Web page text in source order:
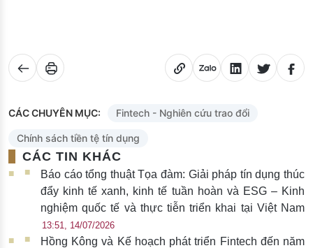
CÁC CHUYÊN MỤC: Fintech - Nghiên cứu trao đổi
Chính sách tiền tệ tín dụng
CÁC TIN KHÁC
Báo cáo tổng thuật Tọa đàm: Giải pháp tín dụng thúc
đẩy kinh tế xanh, kinh tế tuần hoàn và ESG – Kinh
nghiệm quốc tế và thực tiễn triển khai tại Việt Nam
13:51, 14/07/2026
Hồng Kông và Kế hoạch phát triển Fintech đến năm